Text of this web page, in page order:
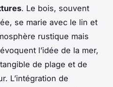
. Le bois, souvent
se marie avec le lin et
rustique mais
l’idée de la mer,
de plage et de
L’intégration de